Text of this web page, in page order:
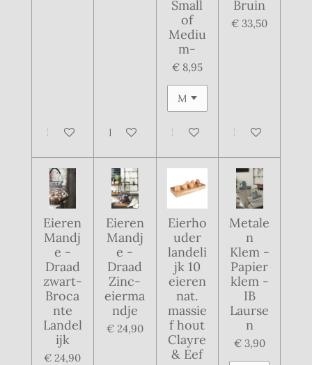
In winkelwagenIn winkelwagen
Small
of
Mediu
m-
€ 8,95
In winkelwagen
Bruin
€ 33,50
In winkelwagen
Eieren
Mandj
e -
Draad
zwart-
Broca
nte
Landel
ijk
€ 24,90
Eieren
Mandj
e -
Draad
Zinc-
eierma
ndje
€ 24,90
Eierho
uder
landeli
jk 10
eieren
nat.
massie
f hout
Clayre
& Eef
Metale
n
Klem -
Papier
klem -
IB
Laurse
n
€ 3,90